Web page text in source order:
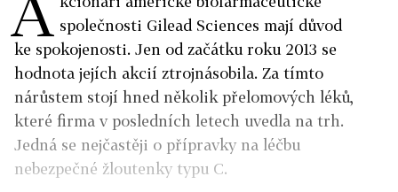
společnosti Gilead Sciences mají důvod
ke spokojenosti. Jen od začátku roku 2013 se
hodnota jejích akcií ztrojnásobila. Za tímto
nárůstem stojí hned několik přelomových léků,
které firma v posledních letech uvedla na trh.
Jedná se nejčastěji o přípravky na léčbu
nebezpečné žloutenky typu C.